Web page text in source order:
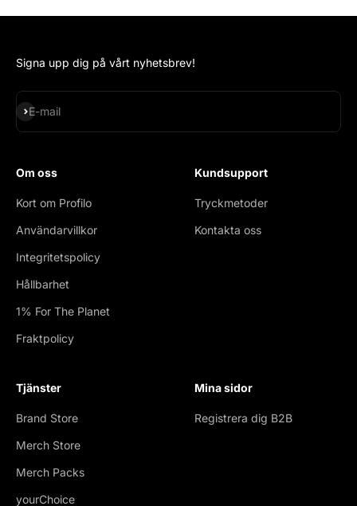
Signa upp dig på vårt nyhetsbrev!
E-mail
Subscribe
Om oss
Kort om Profilo
Användarvillkor
Integritetspolicy
Hållbarhet
1% For The Planet
Fraktpolicy
Kundsupport
Tryckmetoder
Kontakta oss
Tjänster
Brand Store
Merch Store
Merch Packs
yourChoice
Mina sidor
Registrera dig B2B